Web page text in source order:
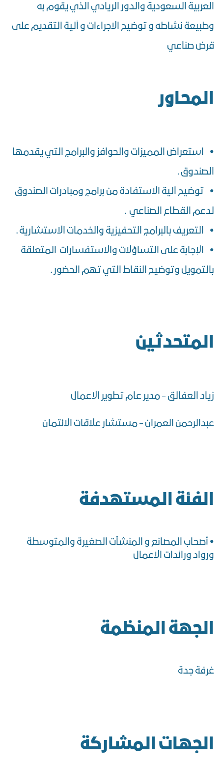
العربية السعودية والدور الريادي الذي يقوم به
وطبيعة نشاطه و توضيح الاجراءات و آلية التقديم على
قرض صناعي
المحاور
• استعراض المميزات والحوافز والبرامج التي يقدمها
الصندوق .
• توضيح آلية الاستفادة من برامج ومبادرات الصندوق
لدعم القطاع الصناعي .
• التعريف بالبرامج التحفيزية والخدمات الاستشارية .
• الإجابة على التساؤلات والاستفسارات المتعلقة
بالتمويل وتوضيح النقاط التي تهم الحضور .
المتحدثين
زياد العفالق - مدير عام تطوير الاعمال
عبدالرحمن العمران - مستشار علاقات الائتمان
الفئة المستهدفة
• أصحاب المصانع و المنشآت الصغيرة والمتوسطة
ورواد ورائدات الاعمال
الجهة المنظمة
غرفة جدة
الجهات المشاركة